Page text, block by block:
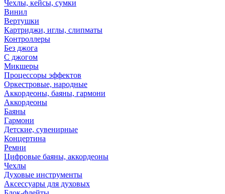
Чехлы, кейсы, сумки
Винил
Вертушки
Картриджи, иглы, слипматы
Контроллеры
Без джога
С джогом
Микшеры
Процессоры эффектов
Оркестровые, народные
Аккордеоны, баяны, гармони
Аккордеоны
Баяны
Гармони
Детские, сувенирные
Концертина
Ремни
Цифровые баяны, аккордеоны
Чехлы
Духовые инструменты
Аксессуары для духовых